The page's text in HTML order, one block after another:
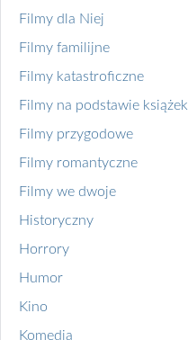
Filmy dla Niej
Filmy familijne
Filmy katastroficzne
Filmy na podstawie książek
Filmy przygodowe
Filmy romantyczne
Filmy we dwoje
Historyczny
Horrory
Humor
Kino
Komedia